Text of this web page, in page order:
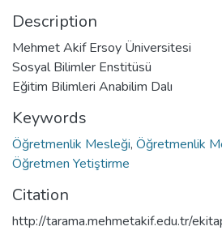
Description
Mehmet Akif Ersoy Üniversitesi
Sosyal Bilimler Enstitüsü
Eğitim Bilimleri Anabilim Dalı
Keywords
Öğretmenlik Mesleği, Öğretmenlik
Öğretmen Yetiştirme
Citation
http://tarama.mehmetakif.edu.tr/